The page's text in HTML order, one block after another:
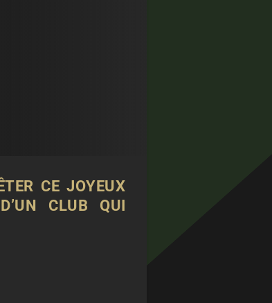
CE JOYEUX
CLUB QUI